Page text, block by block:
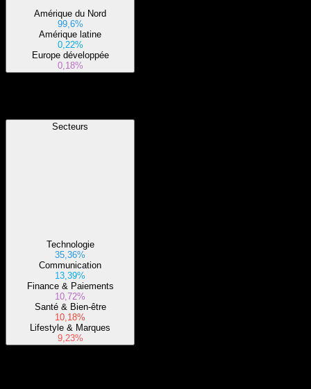
Amérique du Nord
99,6%
Amérique latine
0,22%
Europe développée
0,18%
Secteurs
Technologie
35,36%
Communication
13,39%
Finance & Paiements
10,72%
Santé & Bien-être
10,18%
Lifestyle & Marques
9,23%